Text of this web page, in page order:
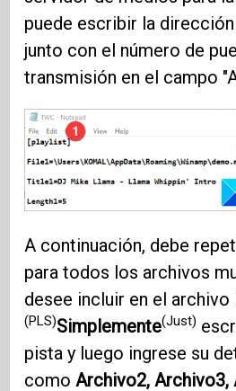
puede escribir la
junto con el número de
transmisión en el campo
A continuación, debe
para todos los archivos
desee incluir en el archivo
(PLS)Simplemente(Just)
pista y luego ingrese su
como Archivo2, Archivo3,